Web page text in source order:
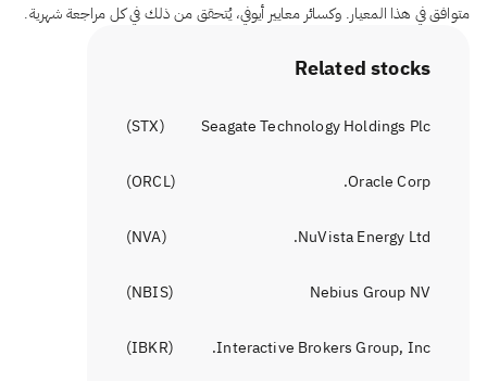
متوافق في هذا المعيار. وكسائر معايير أيوفي، يُتحقق من ذلك في كل مراجعة شهرية.
Related stocks
Seagate Technology Holdings Plc
(
STX
)
Oracle Corp.
(
ORCL
)
NuVista Energy Ltd.
(
NVA
)
Nebius Group NV
(
NBIS
)
Interactive Brokers Group, Inc.
(
IBKR
)